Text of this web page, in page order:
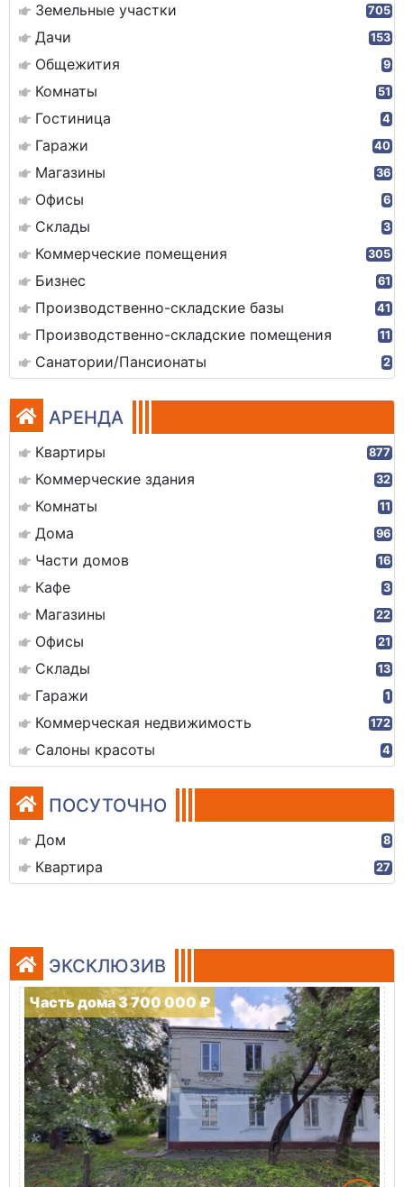
Земельные участки 705
Дачи 153
Общежития 9
Комнаты 51
Гостиница 4
Гаражи 40
Магазины 36
Офисы 6
Склады 3
Коммерческие помещения 305
Бизнес 61
Производственно-складские базы 41
Производственно-складские помещения 11
Санатории/Пансионаты 2
АРЕНДА
Квартиры 877
Коммерческие здания 32
Комнаты 11
Дома 96
Части домов 16
Кафе 3
Магазины 22
Офисы 21
Склады 13
Гаражи 1
Коммерческая недвижимость 172
Салоны красоты 4
ПОСУТОЧНО
Дом 8
Квартира 27
ЭКСКЛЮЗИВ
Часть дома 3 700 000 ₽